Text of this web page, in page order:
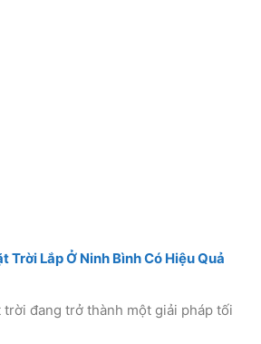
Trời Lắp Ở Ninh Bình Có Hiệu Quả
đang trở thành một giải pháp tối